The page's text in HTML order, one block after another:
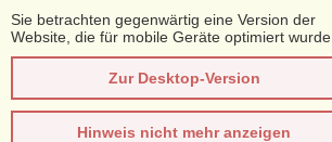
Sie betrachten gegenwärtig eine Version der
Website, die für mobile Geräte optimiert wurde.
Zur Desktop-Version
Hinweis nicht mehr anzeigen